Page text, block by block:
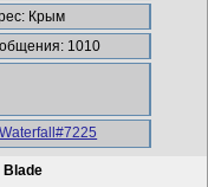
Крым
1010
Blade